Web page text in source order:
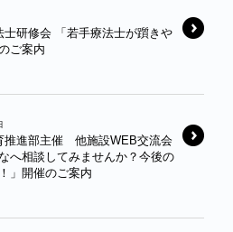
研修会 「若手療法士が躓きや
ご案内
進部主催 他施設WEB交流会
へ相談してみませんか？今後の
」開催のご案内